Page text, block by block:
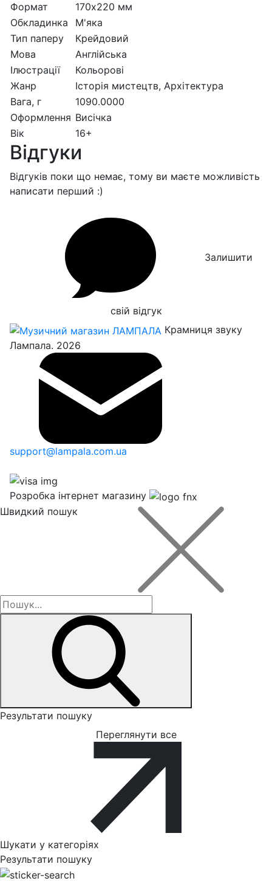
Формат
170х220 мм
Обкладинка
М'яка
Тип паперу
Крейдовий
Мова
Англійська
Ілюстрації
Кольорові
Жанр
Історія мистецтв, Архітектура
Вага, г
1090.0000
Оформлення Висічка
Вік
16+
Відгуки
Відгуків поки що немає, тому ви маєте можливість
написати перший :)
Залишити
свій відгук
Крамниця звуку
Лампала. 2026
support@lampala.com.ua
Розробка інтернет магазину
Швидкий пошук
Результати пошуку
Переглянути все
Шукати у категоріях
Результати пошуку